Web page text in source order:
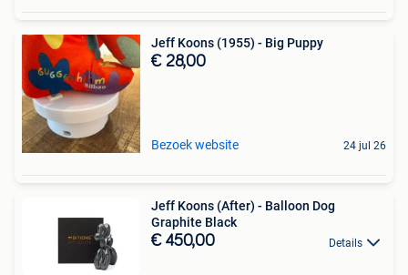
Jeff Koons (1955) - Big Puppy
€ 28,00
Bezoek website 24 jul 26
Jeff Koons (After) - Balloon Dog
Graphite Black
€ 450,00 Details